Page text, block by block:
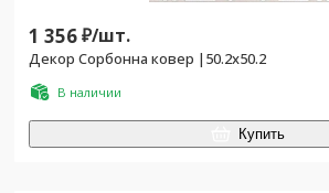
1 356₽/шт.
Декор Сорбонна ковер |50.2x50.2
В наличии
Купить